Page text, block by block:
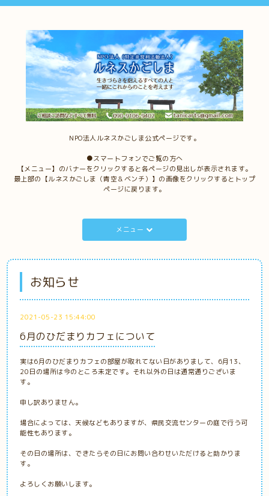
NPO法人ルネスかごしま公式ページです。
●スマートフォンでご覧の方へ
【メニュー】のバナーをクリックすると各ページの見出しが表示されます。
最上部の【ルネスかごしま（青空＆ベンチ）】の画像をクリックするとトップ
ページに戻ります。
メニュー
お知らせ
2021-05-23 15:44:00
6月のひだまりカフェについて
実は6月のひだまりカフェの部屋が取れてない日がありまして、6月13、
20日の場所は今のところ未定です。それ以外の日は通常通りございま
す。
申し訳ありません。
場合によっては、天候などもありますが、県民交流センターの庭で行う可
能性もあります。
その日の場所は、できたらその日にお問い合わせいただけると助かりま
す。
よろしくお願いします。